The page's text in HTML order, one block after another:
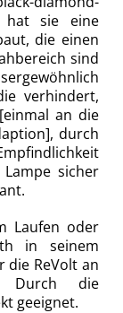
hat sie eine
die einen
sind
verhindert,
an die
durch
sicher
Laufen oder
in seinem
die ReVolt an
Durch die
geeignet.